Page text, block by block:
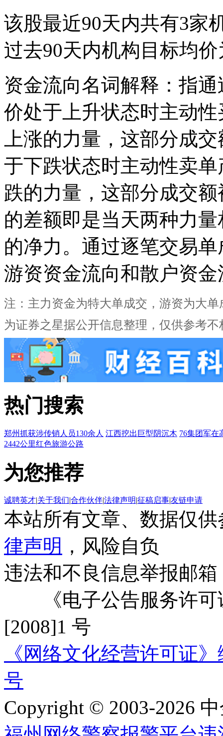
该股最近90天内共有3家
过去90天内机构目标均价
资金流向名词解释：指
价处于上升状态时主动
上涨的力量，这部分成
于下跌状态时主动性卖
跌的力量，这部分成交
的差额即是当天两种力
的净力。通过逐笔交易
游资资金流向和散户资金
注：主力资金为特大单成交，游资为大
为证券之星据公开信息整理，仅供参考
热门搜索
郑州抓获涉传销人员130余人 江西挖出巨型阴沉木 76集团军在
2442公里红色旅游公路
为您推荐
诚聘英才|关于我们|合作伙伴|法律声明|征稿启事|友链申请
本站所有文章、数据仅
律声明 ，风险自负
违法和不良信息举报邮箱
《电子公告服务许可
[2008]1 号
《网络文化经营许可证
号
Copyright © 2003-2026